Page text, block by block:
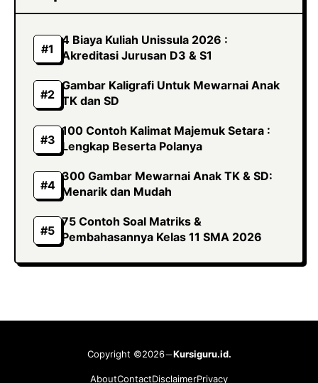
4 Biaya Kuliah Unissula 2026 :
Akreditasi Jurusan D3 & S1
Gambar Kaligrafi Untuk Mewarnai Anak
TK dan SD
100 Contoh Kalimat Majemuk Setara :
Lengkap Beserta Polanya
300 Gambar Mewarnai Anak TK & SD:
Menarik dan Mudah
75 Contoh Soal Matriks &
Pembahasannya Kelas 11 SMA 2026
Copyright ©2026 Kursiguru.id.
AboutContactDisclaimerPrivacy